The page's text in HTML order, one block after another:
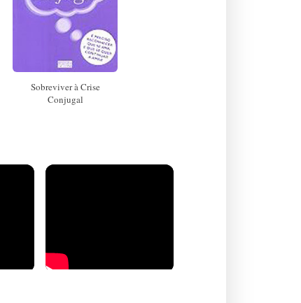
Sobreviver à Crise
Conjugal